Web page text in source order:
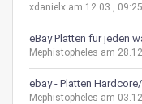
xdanielx am 12.03., 09:25
eBay Platten für jeden
Mephistopheles am
ebay - Platten
Mephistopheles am